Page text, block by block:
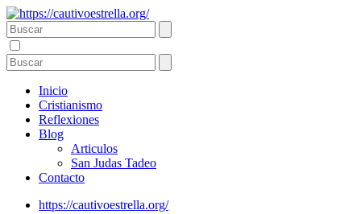
Inicio
Cristianismo
Reflexiones
Blog
Articulos
San Judas Tadeo
Contacto
https://cautivoestrella.org/